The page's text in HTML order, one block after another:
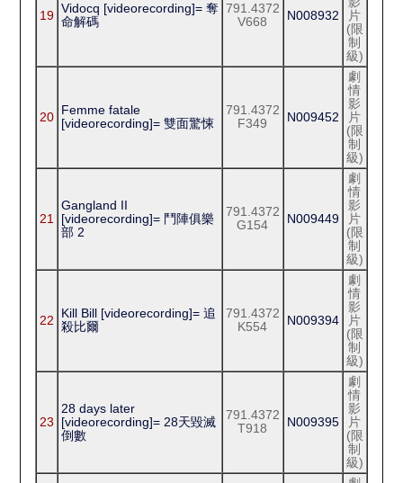
19 Vidocq [videorecording]= 奪
命解碼
791.4372
V668
N008932
片
(限
制
級)
20 Femme fatale
[videorecording]= 雙面驚悚
791.4372
F349
N009452
劇
情
影
片
(限
制
級)
21
Gangland II
[videorecording]= 鬥陣俱樂
部 2
791.4372
G154
N009449
劇
情
影
片
(限
制
級)
22
Kill Bill [videorecording]= 追
殺比爾
791.4372
K554
N009394
劇
情
影
片
(限
制
級)
23
28 days later
[videorecording]= 28天毀滅
倒數
791.4372
T918
N009395
劇
情
影
片
(限
制
級)